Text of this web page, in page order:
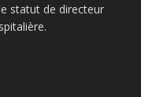
statut de directeur